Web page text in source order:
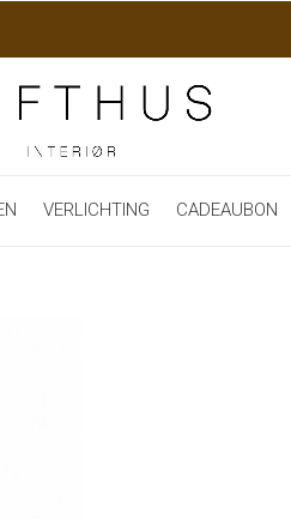
VERLICHTING CADEAUBON